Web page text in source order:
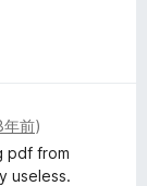
年前)
pdf from
useless.